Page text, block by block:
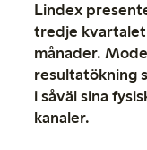
Lindex
tredje kvartalet
månader.
resultatökning
i såväl sina
kanaler.